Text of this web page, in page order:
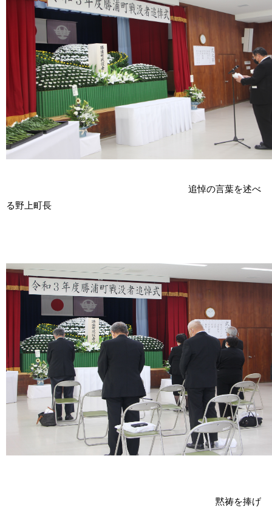
追悼の言葉を述べ
る野上町長
黙祷を捧げ